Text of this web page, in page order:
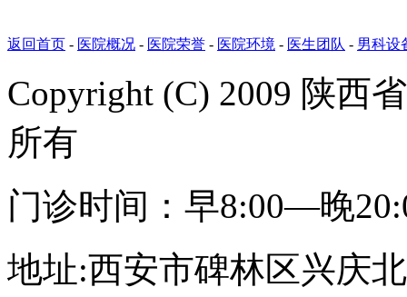
返回首页 - 医院概况 - 医院荣誉 - 医院环境 - 医生团队 - 男科设
Copyright (C) 2009 陕西
所有
门诊时间：早8:00—晚
地址:西安市碑林区兴庆